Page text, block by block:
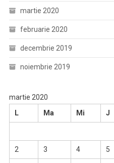
martie 2020
februarie 2020
decembrie 2019
noiembrie 2019
martie 2020
L
Ma Mi J
2 3 4 5